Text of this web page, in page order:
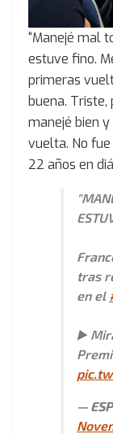
“Manejé mal
estuve fino.
primeras
buena. Triste,
manejé bien
vuelta. No fue
22 años en
tras
en el
▶️
—